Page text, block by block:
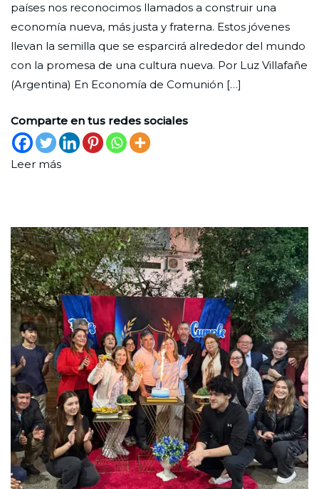
2025
rostro
humano
países nos reconocimos llamados a construir una
economía nueva, más justa y fraterna. Estos jóvenes
llevan la semilla que se esparcirá alrededor del mundo
con la promesa de una cultura nueva. Por Luz Villafañe
(Argentina) En Economía de Comunión […]
Comparte en tus redes sociales
Leer más